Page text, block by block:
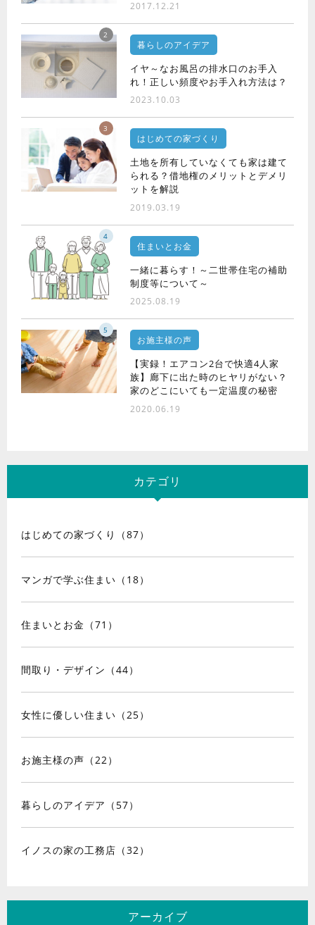
2017.12.21
2
暮らしのアイデア
イヤ～なお風呂の排水口のお手入
れ！正しい頻度やお手入れ方法は？
2023.10.03
3
はじめての家づくり
土地を所有していなくても家は建て
られる？借地権のメリットとデメリ
ットを解説
2019.03.19
4
住まいとお金
一緒に暮らす！～二世帯住宅の補助
制度等について～
2025.08.19
5
お施主様の声
【実録！エアコン2台で快適4人家
族】廊下に出た時のヒヤリがない？
家のどこにいても一定温度の秘密
2020.06.19
カテゴリ
はじめての家づくり（87）
マンガで学ぶ住まい（18）
住まいとお金（71）
間取り・デザイン（44）
女性に優しい住まい（25）
お施主様の声（22）
暮らしのアイデア（57）
イノスの家の工務店（32）
アーカイブ